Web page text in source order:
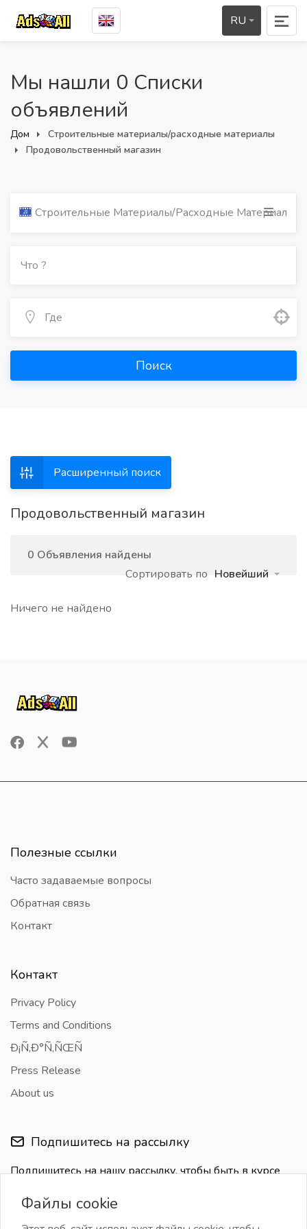
RU
Мы нашли 0 Списки
объявлений
Дом
Строительные материалы/расходные материалы
Продовольственный магазин
Строительные Материалы/расходные Материалы
Поиск
Расширенный поиск
Продовольственный магазин
0 Объявления найдены
Сортировать по Новейший
Ничего не найдено
Полезные ссылки
Часто задаваемые вопросы
Обратная связь
Контакт
Контакт
Privacy Policy
Terms and Conditions
Ð¡Ñ‚Ð°Ñ‚ÑŒÑ
Press Release
About us
Подпишитесь на рассылку
Подпишитесь на нашу рассылку, чтобы быть в курсе
Файлы cookie